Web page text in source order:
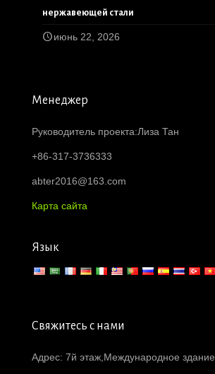
нержавеющей стали
июнь 22, 2026
Менеджер
Руководитель проекта:Лиза Тан
+86-317-3736333
abter2016@163.com
Карта сайта
Язык
Свяжитесь с нами
Адрес: 7й этаж,Международное здание